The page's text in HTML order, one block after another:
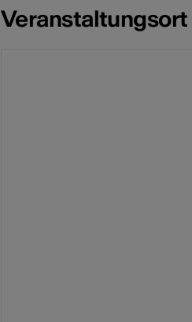
Veranstaltungsort